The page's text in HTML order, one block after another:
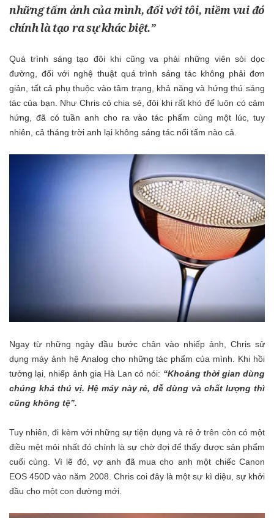
những tấm ảnh của mình, đối với tôi, niềm vui đó
chính là tạo ra sự khác biệt.”
Quá trình sáng tạo đôi khi cũng va phải những viên sỏi dọc
đường, đối với nghệ thuật quá trình sáng tác không phải đơn
giản, tất cả phụ thuộc vào tâm trạng, khả năng và hứng thú sáng
tác của bạn. Như Chris có chia sẻ, đôi khi rất khó để luôn có cảm
hứng, đã có tuần anh cho ra vào tác phẩm cùng một lúc, tuy
nhiên, cả tháng trời anh lại không sáng tác nổi tấm nào cả.
Ngay từ những ngày đầu bước chân vào nhiếp ảnh, Chris sử
dụng máy ảnh hệ Analog cho những tác phẩm của mình. Khi hồi
tưởng lại, nhiếp ảnh gia Hà Lan có nói: “Khoảng thời gian dùng
chúng khá thú vị. Hệ máy này rẻ, dễ dùng và chất lượng thì
cũng không tệ”.
Tuy nhiên, đi kèm với những sự tiện dụng và rẻ ở trên còn có một
điều mệt mỏi nhất đó chính là sự chờ đợi để thấy được sản phẩm
cuối cùng. Vì lẽ đó, vợ anh đã mua cho anh một chiếc Canon
EOS 450D vào năm 2008. Chris coi đây là một sự kì diệu, sự khởi
đầu cho một con đường mới.